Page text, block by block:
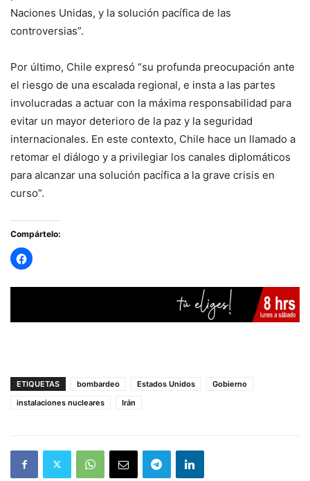
Naciones Unidas, y la solución pacífica de las
controversias”.
Por último, Chile expresó “su profunda preocupación ante
el riesgo de una escalada regional, e insta a las partes
involucradas a actuar con la máxima responsabilidad para
evitar un mayor deterioro de la paz y la seguridad
internacionales. En este contexto, Chile hace un llamado a
retomar el diálogo y a privilegiar los canales diplomáticos
para alcanzar una solución pacífica a la grave crisis en
curso”.
Compártelo:
ETIQUETAS bombardeo Estados Unidos
Gobierno
instalaciones nucleares
Irán